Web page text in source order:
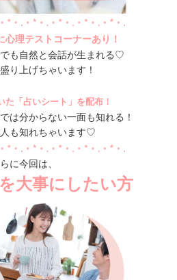
心理テストコーナーあり！
も自然と会話が生まれる♡
り上げちゃいます！
た「占いシート」を配布！
は分からない一面も知れる！
も知れちゃいます♡
に今回は、
大事にしたい方